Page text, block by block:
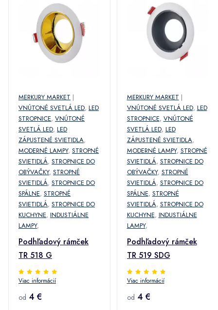
MERKURY MARKET |
VNÚTONÉ SVETLÁ LED, LED
STROPNICE, VNÚTONÉ
SVETLÁ LED, LED
ZÁPUSTENÉ SVIETIDLA,
MODERNÉ LAMPY, STROPNÉ
SVIETIDLÁ, STROPNICE DO
OBÝVAČKY, STROPNÉ
SVIETIDLÁ, STROPNICE DO
SPÁLNE, STROPNÉ
SVIETIDLÁ, STROPNICE DO
KUCHYNE, INDUSTIÁLNE
LAMPY,
Podhľadový rámček
TR 518 G
Viac informácií
od 4 €
MERKURY MARKET |
VNÚTONÉ SVETLÁ LED, LED
STROPNICE, VNÚTONÉ
SVETLÁ LED, LED
ZÁPUSTENÉ SVIETIDLA,
MODERNÉ LAMPY, STROPNÉ
SVIETIDLÁ, STROPNICE DO
OBÝVAČKY, STROPNÉ
SVIETIDLÁ, STROPNICE DO
SPÁLNE, STROPNÉ
SVIETIDLÁ, STROPNICE DO
KUCHYNE, INDUSTIÁLNE
LAMPY,
Podhľadový rámček
TR 519 SDG
Viac informácií
od 4 €